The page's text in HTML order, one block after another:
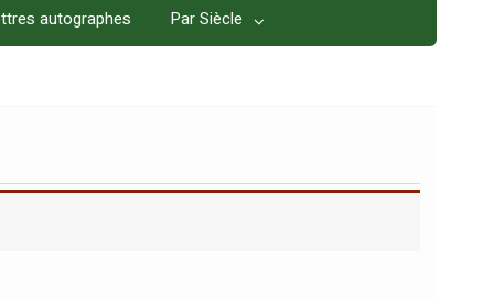
autographes Par Siècle